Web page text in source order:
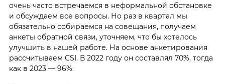
очень часто встречаемся в неформальной обстановке
и обсуждаем все вопросы. Но раз в квартал мы
обязательно собираемся на совещания, получаем
анкеты обратной связи, уточняем, что бы хотелось
улучшить в нашей работе. На основе анкетирования
рассчитываем CSI. В 2022 году он составлял 70%, тогда
как в 2023 — 96%.